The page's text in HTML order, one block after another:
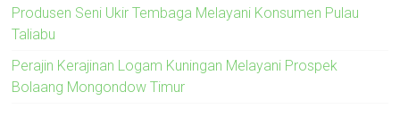
Produsen Seni Ukir Tembaga Melayani Konsumen Pulau
Taliabu
Perajin Kerajinan Logam Kuningan Melayani Prospek
Bolaang Mongondow Timur